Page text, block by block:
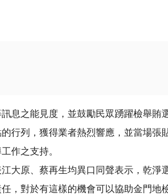
息之能見度，並鼓勵民眾踴躍檢舉
行列，獲得業者熱烈響應，並當場
作之支持。
大原、蔡再生均異口同聲表示，乾
，對於有這樣的機會可以協助金門